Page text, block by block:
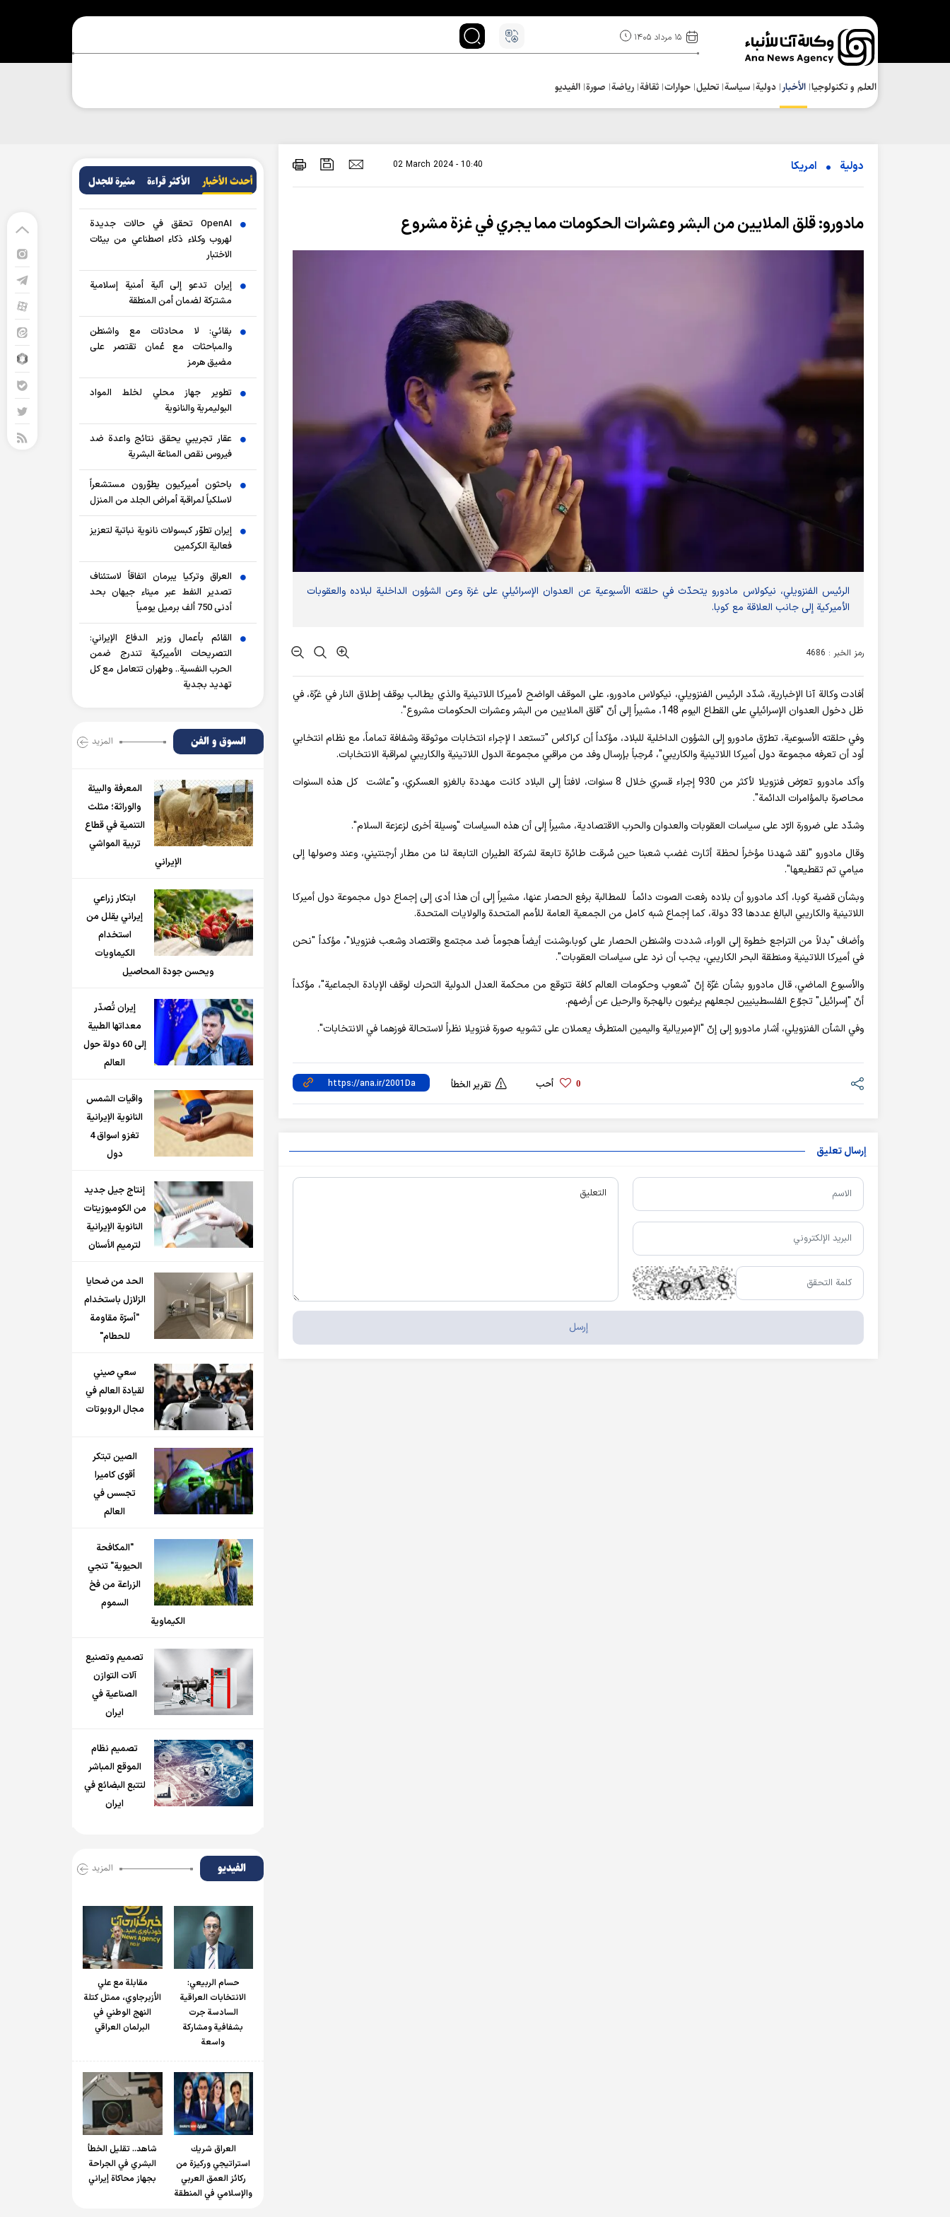
۱۵ مرداد ۱۴۰۵
العلم و تکنولوجیا الأخبار دولية سياسة تحلیل حوارات ثقافة رياضة صورة الفيديو
دولية امریکا 02 March 2024 - 10:40
مادورو: قلق الملايين من البشر وعشرات الحكومات مما يجري في غزة مشروع
الرئيس الفنزويلي، نيكولاس مادورو يتحدّث في حلقته الأسبوعية عن العدوان الإسرائيلي على غزة وعن الشؤون الداخلية لبلاده والعقوبات
الأميركية إلى جانب العلاقة مع كوبا.
رمز الخبر : 4686
أفادت وکالة آنا الإخباریة، شدّد الرئيس الفنزويلي، نيكولاس مادورو، على الموقف الواضح لأميركا اللاتينية والذي يطالب بوقف إطلاق النار في غزّة، في
ظل دخول العدوان الإسرائيلي على القطاع اليوم 148، مشيراً إلى أنّ "قلق الملايين من البشر وعشرات الحكومات مشروع".
وفي حلقته الأسبوعية، تطرّق مادورو إلى الشؤون الداخلية للبلاد، مؤكداً أن كراكاس "تستعد ا لإجراء انتخابات موثوقة وشفافة تماماً، مع نظام انتخابي
أود أن تعرفه مجموعة دول أميركا اللاتينية والكاريبي"، مُرحِباً بإرسال وفد من مراقبي مجموعة الدول اللاتينية والكاريبي لمراقبة الانتخابات.
وأكد مادورو تعرّض فنزويلا لأكثر من 930 إجراء قسري خلال 8 سنوات، لافتاً إلى البلاد كانت مهددة بالغزو العسكري، و"عاشت كل هذه السنوات
محاصرة بالمؤامرات الدائمة".
وشدّد على ضرورة الرّد على سياسات العقوبات والعدوان والحرب الاقتصادية، مشيراً إلى أن هذه السياسات "وسيلة أخرى لزعزعة السلام".
وقال مادورو "لقد شهدنا مؤخراً لحظة أثارت غضب شعبنا حين سُرقت طائرة تابعة لشركة الطيران التابعة لنا من مطار أرجنتيني، وعند وصولها إلى
ميامي تم تقطيعها".
وبشأن قضية كوبا، أكد مادورو أن بلاده رفعت الصوت دائماً للمطالبة برفع الحصار عنها، مشيراً إلى أن هذا أدى إلى إجماع دول مجموعة دول أميركا
اللاتينية والكاريبي البالغ عددها 33 دولة، كما إجماع شبه كامل من الجمعية العامة للأمم المتحدة والولايات المتحدة.
وأضاف "بدلاً من التراجع خطوة إلى الوراء، شددت واشنطن الحصار على كوبا،وشنت أيضاً هجوماً ضد مجتمع واقتصاد وشعب فنزويلا"، مؤكداً "نحن
في أميركا اللاتينية ومنطقة البحر الكاريبي، يجب أن نرد على سياسات العقوبات".
والأسبوع الماضي، قال مادورو بشأن غزّة إنّ "شعوب وحكومات العالم كافة تتوقع من محكمة العدل الدولية التحرك لوقف الإبادة الجماعية"، مؤكداً
أنّ "إسرائيل" تجوّع الفلسطينيين لجعلهم يرغبون بالهجرة والرحيل عن أرضهم.
وفي الشأن الفنزويلي، أشار مادورو إلى إنّ "الإمبريالية واليمين المتطرف يعملان على تشويه صورة فنزويلا نظراً لاستحالة فوزهما في الانتخابات".
0 أحب تقرير الخطأ
إرسال تعليق
أحدث الأخبار الأکثر قراءة مثيرة للجدل
OpenAI تحقق في حالات جديدة
لهروب وكلاء ذكاء اصطناعي من بيئات
الاختبار
إيران تدعو إلى آلية أمنية إسلامية
مشتركة لضمان أمن المنطقة
بقائي: لا محادثات مع واشنطن
والمباحثات مع عُمان تقتصر على
مضيق هرمز
تطوير جهاز محلي لخلط المواد
البوليمرية والنانوية
عقار تجريبي يحقق نتائج واعدة ضد
فيروس نقص المناعة البشرية
باحثون أميركيون يطوّرون مستشعراً
لاسلكياً لمراقبة أمراض الجلد من المنزل
إيران تطوّر كبسولات نانوية نباتية لتعزيز
فعالية الكركمين
العراق وتركيا يبرمان اتفاقاً لاستئناف
تصدير النفط عبر ميناء جيهان بحد
أدنى 750 ألف برميل يومياً
القائم بأعمال وزير الدفاع الإيراني:
التصريحات الأميركية تندرج ضمن
الحرب النفسية.. وطهران تتعامل مع كل
تهديد بجدية
السوق و الفن المزید
المعرفة والبيئة
والوراثة؛ مثلث
التنمية في قطاع
تربية المواشي
الإيراني
ابتكار زراعي
إيراني يقلل من
استخدام
الكيماويات
ويحسن جودة المحاصيل
إيران تُصدّر
معداتها الطبية
إلى 60 دولة حول
العالم
واقيات الشمس
النانوية الإيرانية
تغزو اسواق 4
دول
إنتاج جيل جديد
من الكومبوزيتات
النانوية الإيرانية
لترميم الأسنان
الحد من ضحايا
الزلازل باستخدام
"أسرّة مقاومة
للحطام"
سعي صيني
لقيادة العالم في
مجال الروبوتات
الصين تبتكر
أقوى كاميرا
تجسس في
العالم
"المكافحة
الحيوية" تنجي
الزراعة من فخ
السموم
الكيماوية
تصميم وتصنيع
آلات التوازن
الصناعية في
ايران
تصميم نظام
الموقع المباشر
لتتبع البضائع في
ايران
الفیدیو المزید
حسام الربیعي:
الانتخابات العراقية
السادسة جرت
بشفافية ومشاركة
واسعة
مقابلة مع علي
الأزبرجاوي، ممثل كتلة
النهج الوطني في
البرلمان العراقي
العراق شريك
استراتيجي وركيزة من
ركائز العمق العربي
والإسلامي في المنطقة
شاهد.. تقليل الخطأ
البشري في الجراحة
بجهاز محاكاة إيراني